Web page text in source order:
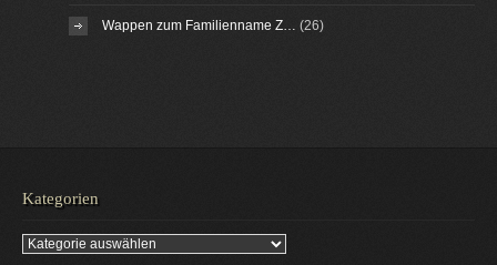
Wappen zum Familienname Z… (26)
Kategorien
Kategorien